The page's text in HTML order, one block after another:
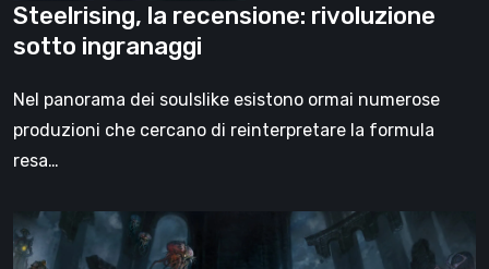
Steelrising, la recensione: rivoluzione
sotto ingranaggi
Nel panorama dei soulslike esistono ormai numerose
produzioni che cercano di reinterpretare la formula
resa…
DOOM:
The